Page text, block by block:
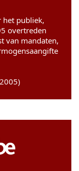
het publiek,
overtreden
van mandaten,